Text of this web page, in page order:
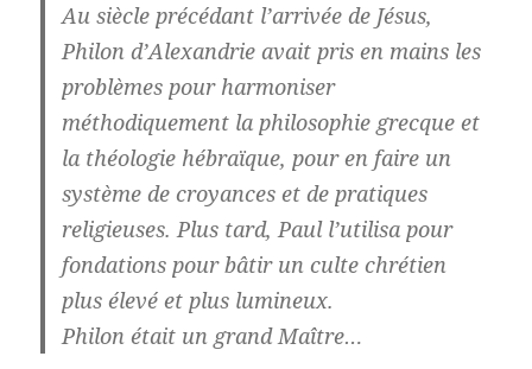
Au siècle précédant l’arrivée de Jésus,
Philon d’Alexandrie avait pris en mains les
problèmes pour harmoniser
méthodiquement la philosophie grecque et
la théologie hébraïque, pour en faire un
système de croyances et de pratiques
religieuses. Plus tard, Paul l’utilisa pour
fondations pour bâtir un culte chrétien
plus élevé et plus lumineux.
Philon était un grand Maître…